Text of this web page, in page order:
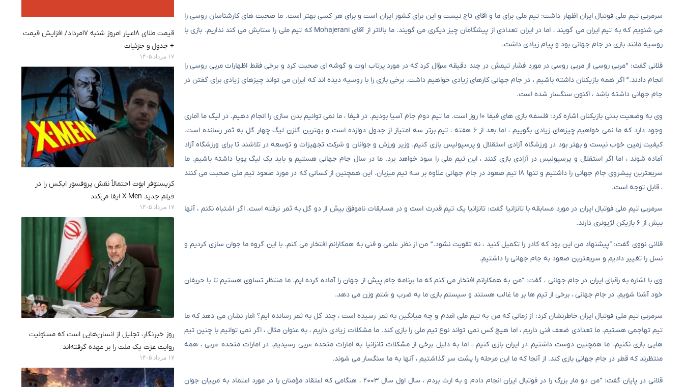
سرمربی تیم ملی فوتبال ایران اظهار داشت: تیم ملی برای ما و آقای تاج نیست و این برای کشور ایران است و برای هر کسی بهتر است. ما صحبت های کارشناسان روسی را
می شنویم که به تیم ایران می گویند ، اما در ایران تعدادی از پیشگامان چیز دیگری می گویند. ما بالاتر از آقای Mohajerani که تیم ملی را ستایش می کند نداریم. بازی با
روسیه مانند بازی در جام جهانی بود و پیام زیادی داشت.
قلانی گفت: “مربی روسی از مربی روسی در مورد فشار تیمش در چند دقیقه سؤال کرد که در مورد پرتاب اوت و گوشه ای صحبت کرد و برخی فقط اظهارات مربی روسی را
انجام دادند.” اگر همه بازیکنان داشته باشیم ، در جام جهانی کارهای زیادی خواهیم داشت. برخی بازی را با روسیه دیده اند که ایران می تواند چیزهای زیادی برای گفتن در
جام جهانی داشته باشد ، اکنون سنگسار شده است.
وی به وضعیت بدنی بازیکنان اشاره کرد: فلسفه بازی های فیفا ۱۰ روز است. ما تیم دوم جام آسیا بودیم. در فیفا ، ما نمی توانیم بدن سازی را انجام دهیم. در لیگ ما آماری
وجود دارد که ما نمی خواهیم چیزهای زیادی بگوییم ، اما بعد از ۶ هفته ، تیم برتر سه امتیاز از جدول دوازده است و بهترین گلزن لیگ چهار گل به ثمر رسانده است.
کیفیت زمین خوب نیست و بهتر بود در ورزشگاه آزادی استقلال و پرسپولیس بازی کنیم. وزیر ورزش و جوانان و شرکت تجهیزات و توسعه در تلاشند تا برای ورزشگاه آزاد
آماده شوند ، اما اگر استقلال و پرسپولیس در آزادی بازی کنند ، این تیم ملی را سود خواهد برد. ما در سال جام جهانی هستیم و باید یک لیگ پویا داشته باشیم. ما
سریعترین پیشروی جام جهانی را داشتیم و تنها ۱۸ تیم صعود در جام جهانی علاوه بر سه تیم میزبان. این همچنین از کسانی که در مورد صعود تیم ملی صحبت می کنند
، قابل توجه است.
سرمربی تیم ملی فوتبال ایران در مورد مسابقه با تانزانیا گفت: تانزانیا یک تیم قدرت است و در مسابقات ناموفق بیش از دو گل به ثمر نرفته است. اگر اشتباه نکنم ، آنها
بیش از ۶ بازیکن لژیونری دارند.
قلانی نووی گفت: “پیشنهاد من این بود که کادر را تکمیل کنید ، نه تقویت نشود.” من از نظر علمی و فنی به همکارانم افتخار می کنم. با این گروه ما جوان سازی کردیم و
نسل را تغییر دادیم و سریعترین صعود به جام جهانی را داشتیم.
وی با اشاره به رقبای ایران در جام جهانی ، گفت: “من به همکارانم افتخار می کنم که ما برنامه جام پیش از جهان را آماده کرده ایم. ما منتظر تساوی هستیم تا با حریفان
خود آشنا شویم. در جام جهانی ، برخی از تیم ها بر ما غالب هستند و سیستم بازی ما به ضرب و شتم وزن می دهد.
سرمربی تیم ملی فوتبال ایران خاطرنشان کرد: از زمانی که من به تیم ملی آمدم و چه میانگین به ثمر رسیده است ، چند گل به ثمر رسانده ایم؟ آمار نشان می دهد که ما
تیم تهاجمی هستیم. ما تعدادی ضعف فنی داریم ، اما هیچ کس نمی تواند نوع تیم ملی را بازی کند. ما مشکلات زیادی داریم ، به عنوان مثال ، اگر نمی توانیم با چنین تیم
هایی بازی نکنیم. ما همچنین دوست داشتیم در ایران بازی کنیم ، اما به دلیل برخی از مشکلات تانزانیا به امارات متحده عربی رسیدیم. در امارات متحده عربی ، همه
منتظرند که قطر در جام جهانی بازی کند. از آنجا که ما این مرحله را پشت سر گذاشتیم ، آنها به ما سنگسار می شوند.
قلانی در پایان گفت: “من دو مار بزرگ را در فوتبال ایران انجام دادم و به ارث بردم ، سال اول سال ۲۰۰۳ ، هنگامی که اعتقاد مؤمنان را در مورد اعتماد به مربیان جوان
قیمت طلای ۱۸عیار امروز شنبه ۱۷مرداد/ افزایش قیمت
+ جدول و جزئیات
۱۷ مرداد ۱۴۰۵
کریستوفر ابوت احتمالاً نقش پروفسور ایکس را در
فیلم جدید X-Men ایفا می‌کند
۱۷ مرداد ۱۴۰۵
روز خبرنگار، تجلیل از انسان‌هایی است که مسئولیت
روایت عزت یک ملت را بر عهده گرفته‌اند
۱۷ مرداد ۱۴۰۵